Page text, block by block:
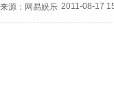
来源：网易娱乐 2011-08-17